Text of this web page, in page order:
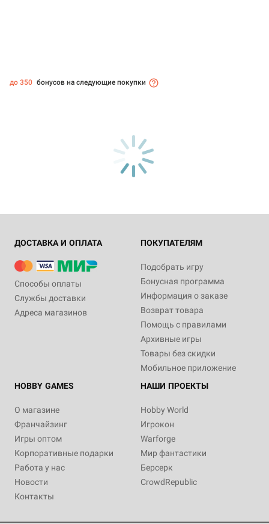
до 350 бонусов на следующие покупки
ДОСТАВКА И ОПЛАТА
Способы оплаты
Службы доставки
Адреса магазинов
ПОКУПАТЕЛЯМ
Подобрать игру
Бонусная программа
Информация о заказе
Возврат товара
Помощь с правилами
Архивные игры
Товары без скидки
Мобильное приложение
HOBBY GAMES
О магазине
Франчайзинг
Игры оптом
Корпоративные подарки
Работа у нас
Новости
Контакты
НАШИ ПРОЕКТЫ
Hobby World
Игрокон
Warforge
Мир фантастики
Берсерк
CrowdRepublic